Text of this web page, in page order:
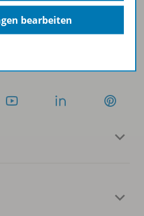
bearbeiten